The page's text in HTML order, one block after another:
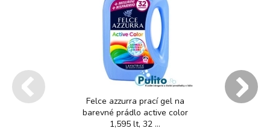
Felce azzurra prací gel na
barevné prádlo active color
1,595 lt, 32 ...